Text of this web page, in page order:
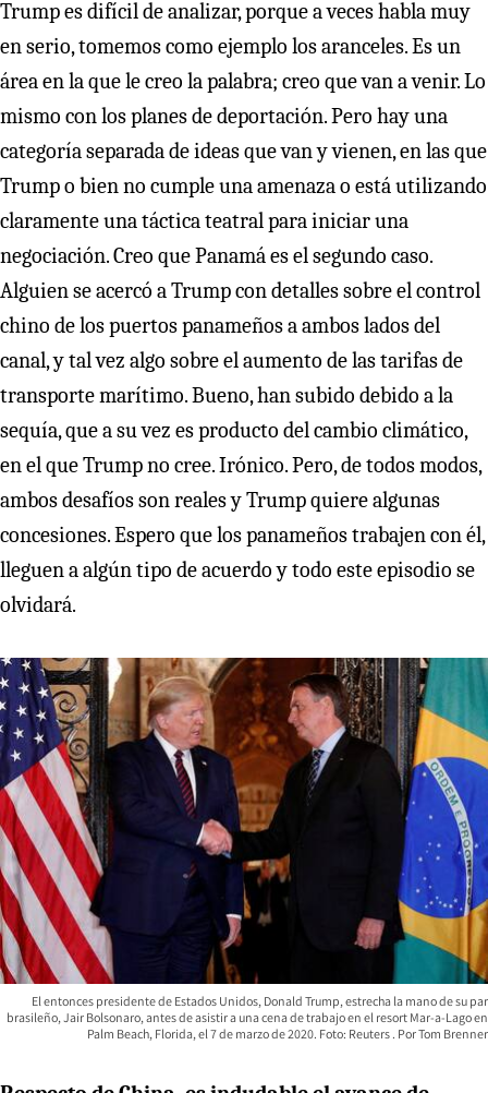
Trump es difícil de analizar, porque a veces habla muy
en serio, tomemos como ejemplo los aranceles. Es un
área en la que le creo la palabra; creo que van a venir. Lo
mismo con los planes de deportación. Pero hay una
categoría separada de ideas que van y vienen, en las que
Trump o bien no cumple una amenaza o está utilizando
claramente una táctica teatral para iniciar una
negociación. Creo que Panamá es el segundo caso.
Alguien se acercó a Trump con detalles sobre el control
chino de los puertos panameños a ambos lados del
canal, y tal vez algo sobre el aumento de las tarifas de
transporte marítimo. Bueno, han subido debido a la
sequía, que a su vez es producto del cambio climático,
en el que Trump no cree. Irónico. Pero, de todos modos,
ambos desafíos son reales y Trump quiere algunas
concesiones. Espero que los panameños trabajen con él,
lleguen a algún tipo de acuerdo y todo este episodio se
olvidará.
El entonces presidente de Estados Unidos, Donald Trump, estrecha la mano de su par
brasileño, Jair Bolsonaro, antes de asistir a una cena de trabajo en el resort Mar-a-Lago en
Palm Beach, Florida, el 7 de marzo de 2020. Foto: Reuters
Tom Brenner